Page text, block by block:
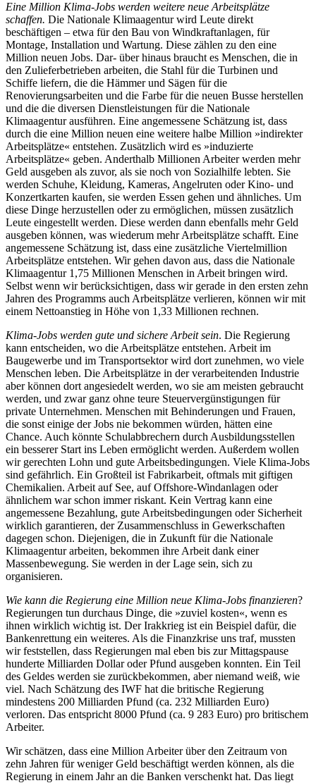
Eine Million Klima-Jobs werden weitere neue Arbeitsplätze
schaffen. Die Nationale Klimaagentur wird Leute direkt
beschäftigen – etwa für den Bau von Windkraftanlagen, für
Montage, Installation und Wartung. Diese zählen zu den eine
Million neuen Jobs. Dar- über hinaus braucht es Menschen, die in
den Zulieferbetrieben arbeiten, die Stahl für die Turbinen und
Schiffe liefern, die die Hämmer und Sägen für die
Renovierungsarbeiten und die Farbe für die neuen Busse herstellen
und die die diversen Dienstleistungen für die Nationale
Klimaagentur ausführen. Eine angemessene Schätzung ist, dass
durch die eine Million neuen eine weitere halbe Million »indirekter
Arbeitsplätze« entstehen. Zusätzlich wird es »induzierte
Arbeitsplätze« geben. Anderthalb Millionen Arbeiter werden mehr
Geld ausgeben als zuvor, als sie noch von Sozialhilfe lebten. Sie
werden Schuhe, Kleidung, Kameras, Angelruten oder Kino- und
Konzertkarten kaufen, sie werden Essen gehen und ähnliches. Um
diese Dinge herzustellen oder zu ermöglichen, müssen zusätzlich
Leute eingestellt werden. Diese werden dann ebenfalls mehr Geld
ausgeben können, was wiederum mehr Arbeitsplätze schafft. Eine
angemessene Schätzung ist, dass eine zusätzliche Viertelmillion
Arbeitsplätze entstehen. Wir gehen davon aus, dass die Nationale
Klimaagentur 1,75 Millionen Menschen in Arbeit bringen wird.
Selbst wenn wir berücksichtigen, dass wir gerade in den ersten zehn
Jahren des Programms auch Arbeitsplätze verlieren, können wir mit
einem Nettoanstieg in Höhe von 1,33 Millionen rechnen.
Klima-Jobs werden gute und sichere Arbeit sein. Die Regierung
kann entscheiden, wo die Arbeitsplätze entstehen. Arbeit im
Baugewerbe und im Transportsektor wird dort zunehmen, wo viele
Menschen leben. Die Arbeitsplätze in der verarbeitenden Industrie
aber können dort angesiedelt werden, wo sie am meisten gebraucht
werden, und zwar ganz ohne teure Steuervergünstigungen für
private Unternehmen. Menschen mit Behinderungen und Frauen,
die sonst einige der Jobs nie bekommen würden, hätten eine
Chance. Auch könnte Schulabbrechern durch Ausbildungsstellen
ein besserer Start ins Leben ermöglicht werden. Außerdem wollen
wir gerechten Lohn und gute Arbeitsbedingungen. Viele Klima-Jobs
sind gefährlich. Ein Großteil ist Fabrikarbeit, oftmals mit giftigen
Chemikalien. Arbeit auf See, auf Offshore-Windanlagen oder
ähnlichem war schon immer riskant. Kein Vertrag kann eine
angemessene Bezahlung, gute Arbeitsbedingungen oder Sicherheit
wirklich garantieren, der Zusammenschluss in Gewerkschaften
dagegen schon. Diejenigen, die in Zukunft für die Nationale
Klimaagentur arbeiten, bekommen ihre Arbeit dank einer
Massenbewegung. Sie werden in der Lage sein, sich zu
organisieren.
Wie kann die Regierung eine Million neue Klima-Jobs finanzieren?
Regierungen tun durchaus Dinge, die »zuviel kosten«, wenn es
ihnen wirklich wichtig ist. Der Irakkrieg ist ein Beispiel dafür, die
Bankenrettung ein weiteres. Als die Finanzkrise uns traf, mussten
wir feststellen, dass Regierungen mal eben bis zur Mittagspause
hunderte Milliarden Dollar oder Pfund ausgeben konnten. Ein Teil
des Geldes werden sie zurückbekommen, aber niemand weiß, wie
viel. Nach Schätzung des IWF hat die britische Regierung
mindestens 200 Milliarden Pfund (ca. 232 Milliarden Euro)
verloren. Das entspricht 8000 Pfund (ca. 9 283 Euro) pro britischem
Arbeiter.
Wir schätzen, dass eine Million Arbeiter über den Zeitraum von
zehn Jahren für weniger Geld beschäftigt werden können, als die
Regierung in einem Jahr an die Banken verschenkt hat. Das liegt